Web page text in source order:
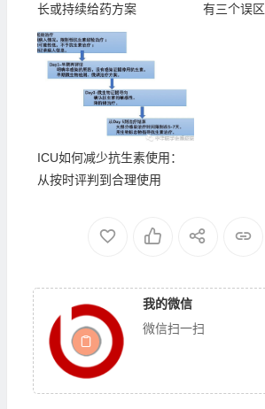
长或持续给药方案
有三个误区
ICU如何减少抗生素使用：
从按时评判到合理使用
我的微信
微信扫一扫